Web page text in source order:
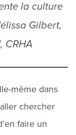
la culture
Gilbert,
CRHA
même dans
chercher
faire un